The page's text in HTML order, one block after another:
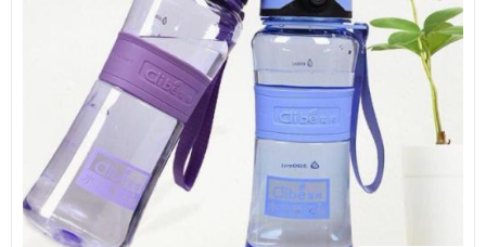
ТКАНЕВЫЕ МАСКИ
СКРАБЫ
МИЦЕЛЛЯРНАЯ ВОДА
ПЕНКИ ДЛЯ УМЫВАНИЯ
СЫВОРОТКА ДЛЯ ЛИЦА